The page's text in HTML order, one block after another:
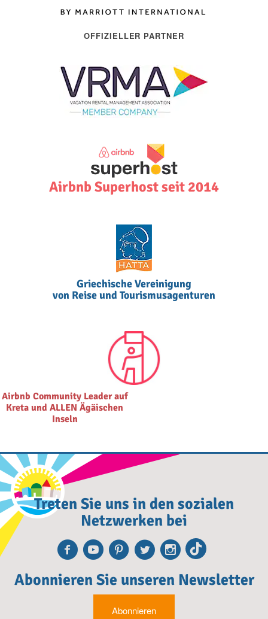
OFFIZIELLER PARTNER
Airbnb Superhost seit 2014
Griechische Vereinigung
von Reise und Tourismusagenturen
Airbnb Community Leader auf
Kreta und ALLEN Ägäischen
Inseln
Treten Sie uns in den sozialen
Netzwerken bei
Facebook
Youtube
Pinterest
TwitterTikTok
Abonnieren Sie unseren Newsletter
Abonnieren